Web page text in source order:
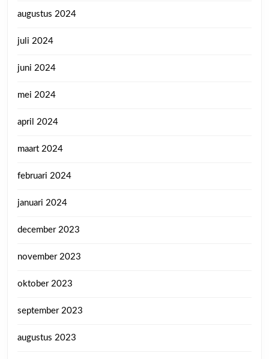
augustus 2024
juli 2024
juni 2024
mei 2024
april 2024
maart 2024
februari 2024
januari 2024
december 2023
november 2023
oktober 2023
september 2023
augustus 2023